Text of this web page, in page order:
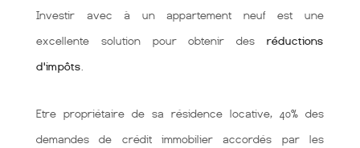
Investir avec à un appartement neuf est une
excellente solution pour obtenir des réductions
d'impôts
Etre propriétaire de sa résidence locative, 40% des
demandes de crédit immobilier accordés par les